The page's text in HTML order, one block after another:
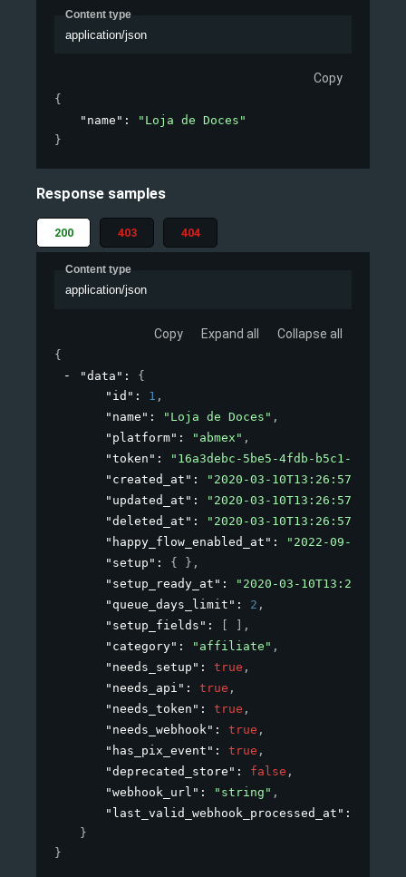
Content type
application/json
Copy
{
"name" :
"Loja de Doces"
}
Response samples
200 403 404
Content type
application/json
Copy Expand all Collapse all
{
"data" : {
"id" : 1 ,
"name" : "Loja de Doces" ,
"platform" : "abmex" ,
"token" :
"16a3debc-5be5-4fdb-b5c1-
"created_at" : "2020-03-10T13:26:57+00:00"
"updated_at" : "2020-03-10T13:26:57+00:00"
"deleted_at" : "2020-03-10T13:26:57+00:00"
"happy_flow_enabled_at" :
"2022-09-
"setup" : { } ,
"setup_ready_at" :
"2020-03-
"queue_days_limit" : 2 ,
"setup_fields" : [ ] ,
"category" : "affiliate" ,
"needs_setup" : true ,
"needs_api" : true ,
"needs_token" : true ,
"needs_webhook" : true ,
"has_pix_event" : true ,
"deprecated_store" : false ,
"webhook_url" : "string" ,
"last_valid_webhook_processed_at" :
}
}